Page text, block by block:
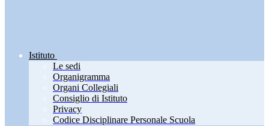
Istituto
Le sedi
Organigramma
Organi Collegiali
Consiglio di Istituto
Privacy
Codice Disciplinare Personale Scuola